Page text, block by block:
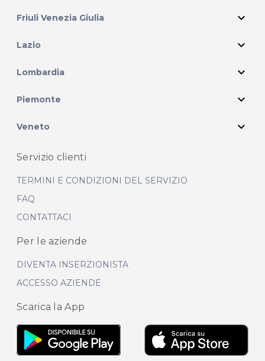
Friuli Venezia Giulia expand_more
Lazio expand_more
Lombardia expand_more
Piemonte expand_more
Veneto expand_more
Servizio clienti
TERMINI E CONDIZIONI DEL SERVIZIO
FAQ
CONTATTACI
Per le aziende
DIVENTA INSERZIONISTA
ACCESSO AZIENDE
Scarica la App